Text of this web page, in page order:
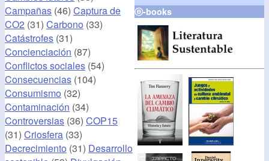
Campañas (46) Captura de
CO2 (31) Carbono (33)
Catástrofes (31)
Concienciación (87)
Conflictos sociales (54)
Consecuencias (104)
Consumismo (32)
Contaminación (34)
Controversias (36) COP15
(31) Criosfera (33)
Decrecimiento (31) Desarrollo
ⓔ-books